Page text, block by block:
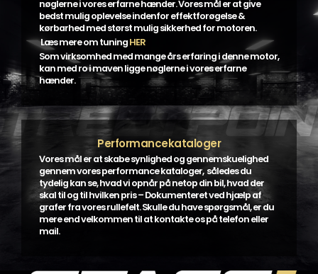
nøglerne i vores erfarne hænder. Vores mål er at give
bedst mulig oplevelse indenfor effektforøgelse &
kørbarhed med størst mulig sikkerhed for motoren.
Læs mere om tuningHER
Som virksomhed med mange års erfaring i denne motor,
kan med ro i maven ligge nøglerne i vores erfarne
hænder.
Performancekataloger
Vores mål er at skabe synlighed og gennemskuelighed
gennem vores performance kataloger, således du
tydelig kan se, hvad vi opnår på netop din bil, hvad der
skal til og til hvilken pris – Dokumenteret ved hjælp af
grafer fra vores rullefelt. Skulle du have spørgsmål, er du
mere end velkommen til at kontakte os på telefon eller
mail.